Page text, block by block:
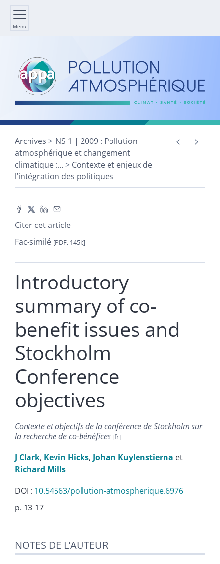
Menu
Archives
NS 1 | 2009 : Pollution
atmosphérique et changement
climatique :…
Contexte et enjeux de
l’intégration des politiques
Citer cet article
Fac-similé [PDF, 145k]
Introductory
summary of co-
benefit issues and
Stockholm
Conference
objectives
Contexte et objectifs de la conférence de Stockholm sur
la recherche de co-bénéfices
J Clark, Kevin Hicks, Johan Kuylenstierna et
Richard Mills
DOI : 10.54563/pollution-atmospherique.6976
p. 13-17
Citer cet article
Auteurs
NOTES DE L’AUTEUR